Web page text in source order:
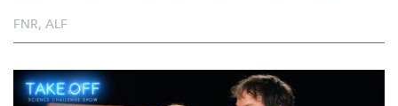
FNR, ALF